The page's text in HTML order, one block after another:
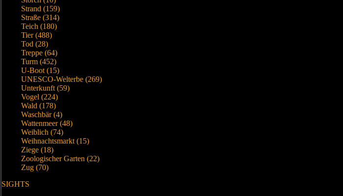
Strand (159)
Straße (314)
Teich (180)
Tier (488)
Tod (28)
Treppe (64)
Turm (452)
U-Boot (15)
UNESCO-Welterbe (269)
Unterkunft (59)
Vogel (224)
Wald (178)
Waschbär (4)
Wattenmeer (48)
Weiblich (74)
Weihnachtsmarkt (15)
Ziege (18)
Zoologischer Garten (22)
Zug (70)
SIGHTS